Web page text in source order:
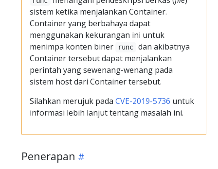
sistem ketika menjalankan Container.
Container yang berbahaya dapat
menggunakan kekurangan ini untuk
menimpa konten biner
runc
dan akibatnya
Container tersebut dapat menjalankan
perintah yang sewenang-wenang pada
sistem host dari Container tersebut.
Silahkan merujuk pada CVE-2019-5736 untuk
informasi lebih lanjut tentang masalah ini.
Penerapan